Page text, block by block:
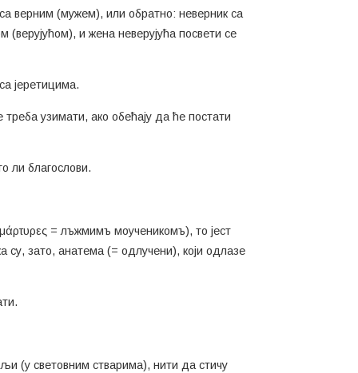
верним (мужем), или обратно: неверник са
(верујућом), и жена неверујућа посвети се
јеретицима.
узимати, ако обећају да ће постати
ли благослови.
= лъжмимъ моученикомъ), то јест
су, зато, анатема (= одлучени), који одлазе
(у световним стварима), нити да стичу